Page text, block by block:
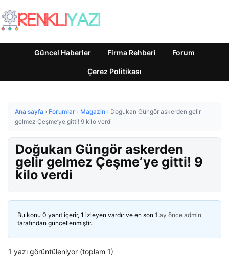
Güncel Haberler Firma Rehberi Forum
Çerez Politikası
Ana sayfa › Forumlar › Magazin › Doğukan Güngör askerden gelir
gelmez Çeşme’ye gitti! 9 kilo verdi
Doğukan Güngör askerden
gelir gelmez Çeşme’ye gitti! 9
kilo verdi
Bu konu 0 yanıt içerir, 1 izleyen vardır ve en son 1 ay önce admin
tarafından güncellenmiştir.
1 yazı görüntüleniyor (toplam 1)